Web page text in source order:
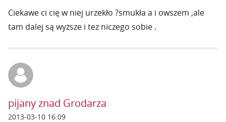
Ciekawe ci cię w niej urzekło ?smukła a i owszem ,ale
tam dalej są wyższe i tez niczego sobie .
pijany znad Grodarza
2013-03-10 16:09